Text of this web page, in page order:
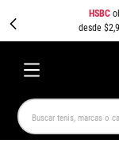
HSBC
desde
Buscar tenis, marcas